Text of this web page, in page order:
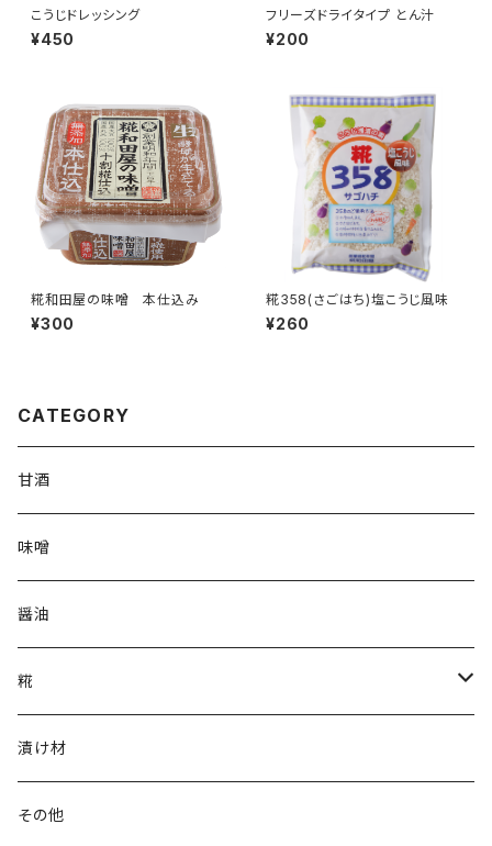
こうじドレッシング
¥450
フリーズドライタイプ とん汁
¥200
糀和田屋の味噌 本仕込み
¥300
糀358(さごはち)塩こうじ風味
¥260
CATEGORY
甘酒
味噌
醤油
糀
乾燥米こうじ
塩こうじ
漬け材
その他